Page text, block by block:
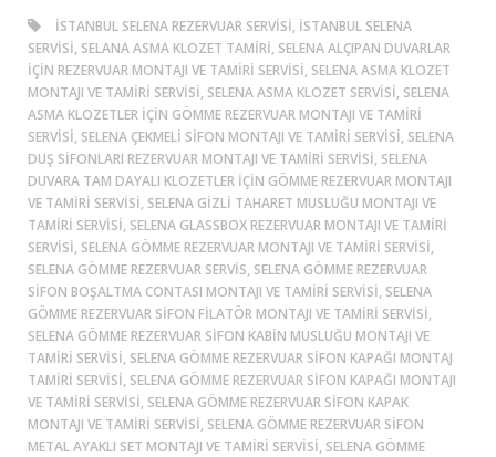
ISTANBUL SELENA REZERVUAR SERVISI, ISTANBUL SELENA
SERVISI, SELANA ASMA KLOZET TAMIRI, SELENA ALÇIPAN DUVARLAR
IÇIN REZERVUAR MONTAJI VE TAMIRI SERVISI, SELENA ASMA KLOZET
MONTAJI VE TAMIRI SERVISI, SELENA ASMA KLOZET SERVISI, SELENA
ASMA KLOZETLER IÇIN GÖMME REZERVUAR MONTAJI VE TAMIRI
SERVISI, SELENA ÇEKMELI SIFON MONTAJI VE TAMIRI SERVISI, SELENA
DUŞ SIFONLARI REZERVUAR MONTAJI VE TAMIRI SERVISI, SELENA
DUVARA TAM DAYALI KLOZETLER IÇIN GÖMME REZERVUAR MONTAJI
VE TAMIRI SERVISI, SELENA GIZLI TAHARET MUSLUĞU MONTAJI VE
TAMIRI SERVISI, SELENA GLASSBOX REZERVUAR MONTAJI VE TAMIRI
SERVISI, SELENA GÖMME REZERVUAR MONTAJI VE TAMIRI SERVISI,
SELENA GÖMME REZERVUAR SERVIS, SELENA GÖMME REZERVUAR
SIFON BOŞALTMA CONTASI MONTAJI VE TAMIRI SERVISI, SELENA
GÖMME REZERVUAR SIFON FILATÖR MONTAJI VE TAMIRI SERVISI,
SELENA GÖMME REZERVUAR SIFON KABIN MUSLUĞU MONTAJI VE
TAMIRI SERVISI, SELENA GÖMME REZERVUAR SIFON KAPAĞI MONTAJ
TAMIRI SERVISI, SELENA GÖMME REZERVUAR SIFON KAPAĞI MONTAJI
VE TAMIRI SERVISI, SELENA GÖMME REZERVUAR SIFON KAPAK
MONTAJI VE TAMIRI SERVISI, SELENA GÖMME REZERVUAR SIFON
METAL AYAKLI SET MONTAJI VE TAMIRI SERVISI, SELENA GÖMME